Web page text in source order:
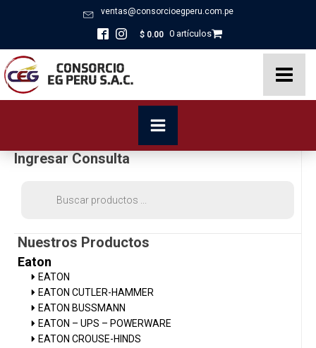
ventas@consorcioegperu.com.pe
$ 0.00 0 artículos
Ingresar Consulta
Nuestros Productos
Eaton
EATON
EATON CUTLER-HAMMER
EATON BUSSMANN
EATON – UPS – POWERWARE
EATON CROUSE-HINDS